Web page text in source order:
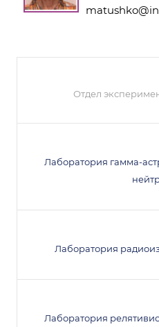
Отдел
Лаборатория гамма-
Лаборатория
Лаборатория